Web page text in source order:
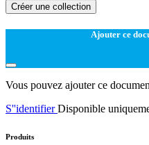
Créer une collection
Ajouter ce
Vous pouvez ajouter ce
S''identifierDisponible
Produits